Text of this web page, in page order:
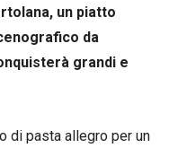
un piatto
da
grandi e
di pasta allegro per un